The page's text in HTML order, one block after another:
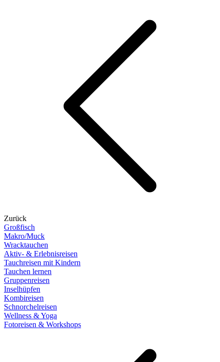
Zurück
Großfisch
Makro/Muck
Wracktauchen
Aktiv- & Erlebnisreisen
Tauchreisen mit Kindern
Tauchen lernen
Gruppenreisen
Inselhüpfen
Kombireisen
Schnorchelreisen
Wellness & Yoga
Fotoreisen & Workshops